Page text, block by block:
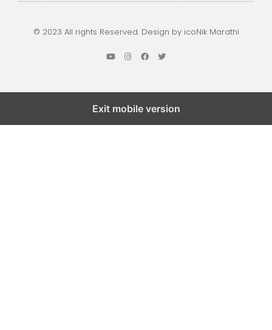
© 2023 All rights Reserved. Design by icoNik Marathi
Exit mobile version